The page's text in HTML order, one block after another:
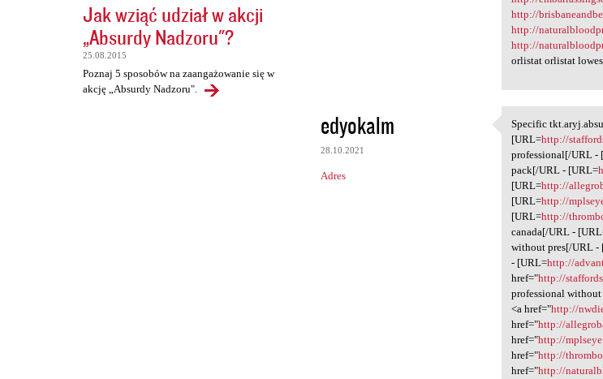
Jak wziąć udział w akcji
„Absurdy Nadzoru"?
25.08.2015
Poznaj 5 sposobów na zaangażowanie się w
akcję „Absurdy Nadzoru".
http://
http://
http://
orlistat orlistat
edyokalm
28.10.2021
Adres
Specific
Specific
[URL=http://
professional[/URL -
pack[/URL - [URL=
[URL=http://
[URL=http://
[URL=http://
canada[/URL -
without pres[/URL -
- [URL=http://
href="http://
professional
<a href="http://
href="http://
href="http://
href="http://
href="http://